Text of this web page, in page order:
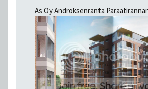
As Oy Androksenranta